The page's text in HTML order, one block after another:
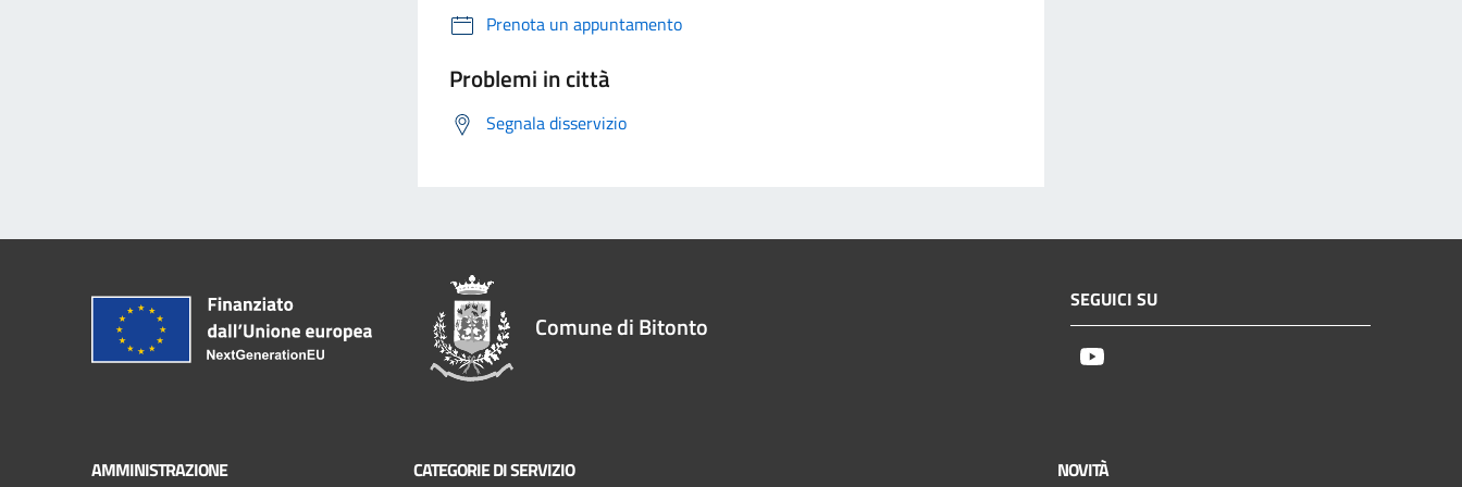
Prenota un appuntamento
Problemi in città
Segnala disservizio
Comune di Bitonto
SEGUICI SU
AMMINISTRAZIONE CATEGORIE DI SERVIZIO NOVITÀ